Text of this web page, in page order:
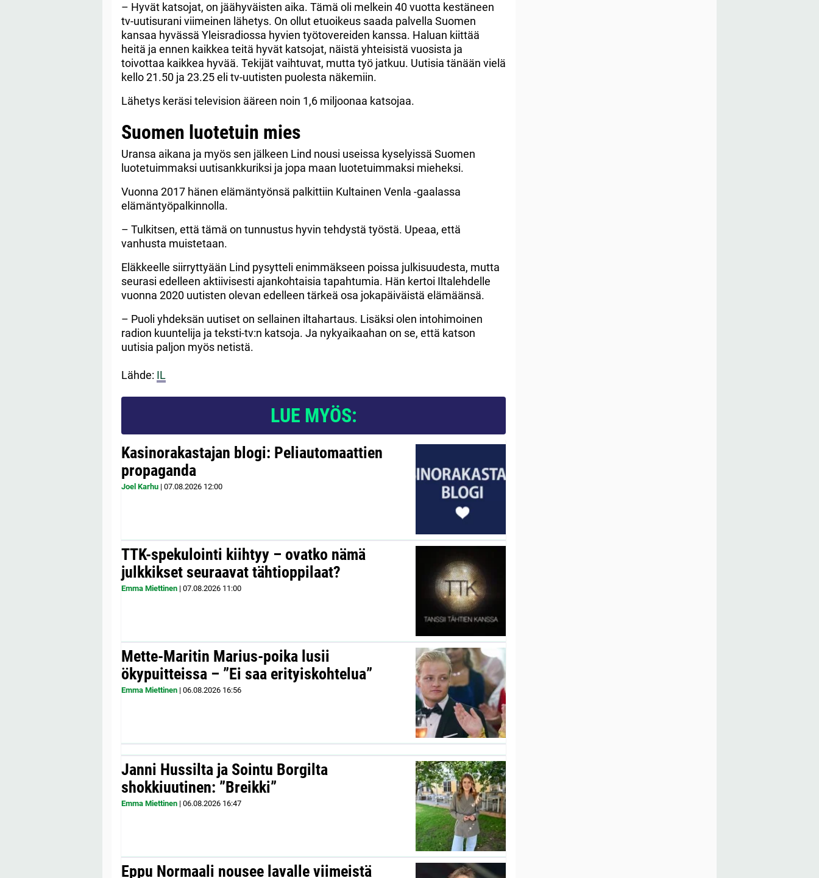
– Hyvät katsojat, on jäähyväisten aika. Tämä oli melkein 40 vuotta kestäneen
tv-uutisurani viimeinen lähetys. On ollut etuoikeus saada palvella Suomen
kansaa hyvässä Yleisradiossa hyvien työtovereiden kanssa. Haluan kiittää
heitä ja ennen kaikkea teitä hyvät katsojat, näistä yhteisistä vuosista ja
toivottaa kaikkea hyvää. Tekijät vaihtuvat, mutta työ jatkuu. Uutisia tänään vielä
kello 21.50 ja 23.25 eli tv-uutisten puolesta näkemiin.
Lähetys keräsi television ääreen noin 1,6 miljoonaa katsojaa.
Suomen luotetuin mies
Uransa aikana ja myös sen jälkeen Lind nousi useissa kyselyissä Suomen
luotetuimmaksi uutisankkuriksi ja jopa maan luotetuimmaksi mieheksi.
Vuonna 2017 hänen elämäntyönsä palkittiin Kultainen Venla -gaalassa
elämäntyöpalkinnolla.
– Tulkitsen, että tämä on tunnustus hyvin tehdystä työstä. Upeaa, että
vanhusta muistetaan.
Eläkkeelle siirryttyään Lind pysytteli enimmäkseen poissa julkisuudesta, mutta
seurasi edelleen aktiivisesti ajankohtaisia tapahtumia. Hän kertoi Iltalehdelle
vuonna 2020 uutisten olevan edelleen tärkeä osa jokapäiväistä elämäänsä.
– Puoli yhdeksän uutiset on sellainen iltahartaus. Lisäksi olen intohimoinen
radion kuuntelija ja teksti-tv:n katsoja. Ja nykyaikaahan on se, että katson
uutisia paljon myös netistä.
Lähde: IL
LUE MYÖS:
Kasinorakastajan blogi: Peliautomaattien
propaganda
Joel Karhu | 07.08.2026 12:00
TTK-spekulointi kiihtyy – ovatko nämä
julkkikset seuraavat tähtioppilaat?
Emma Miettinen | 07.08.2026 11:00
Mette-Maritin Marius-poika lusii
ökypuitteissa – ”Ei saa erityiskohtelua”
Emma Miettinen | 06.08.2026 16:56
Janni Hussilta ja Sointu Borgilta
shokkiuutinen: ”Breikki”
Emma Miettinen | 06.08.2026 16:47
Eppu Normaali nousee lavalle viimeistä